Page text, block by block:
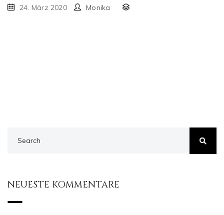
24. März 2020 Monika
NEUESTE KOMMENTARE